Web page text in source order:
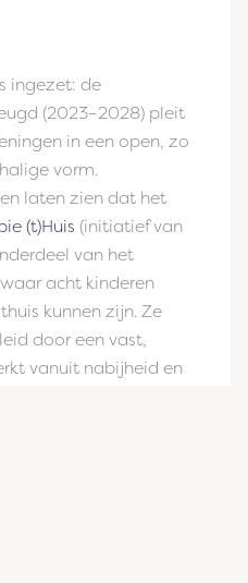
ingezet: de
(2023–2028) pleit
in een open, zo
vorm.
laten zien dat het
(t)Huis (initiatief van
van het
acht kinderen
kunnen zijn. Ze
door een vast,
vanuit nabijheid en